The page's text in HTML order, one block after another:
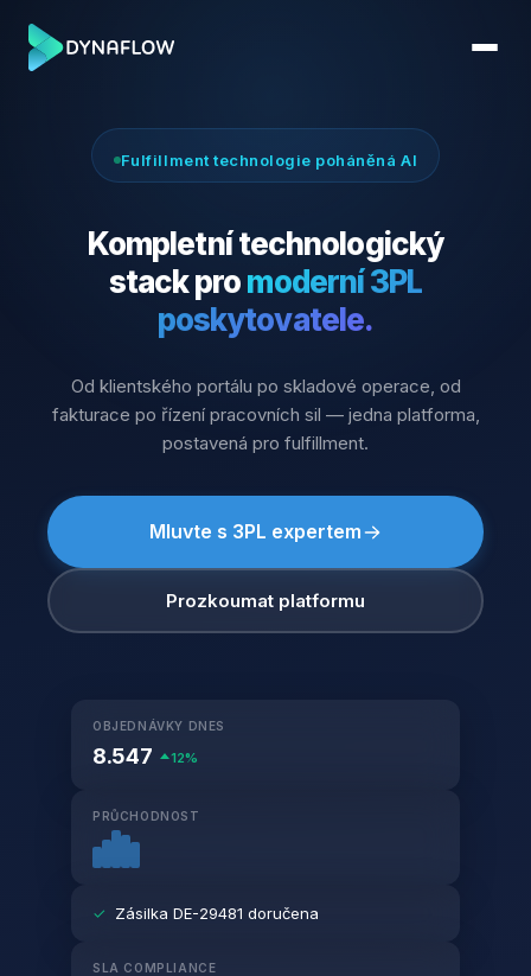
Fulfillment technologie poháněná AI
Kompletní technologický
stack promoderní 3PL
poskytovatele.
Od klientského portálu po skladové operace, od
fakturace po řízení pracovních sil — jedna platforma,
postavená pro fulfillment.
Mluvte s 3PL expertem
Prozkoumat platformu
OBJEDNÁVKY DNES
8.547 12%
PRŮCHODNOST
✓ Zásilka DE-29481 doručena
SLA COMPLIANCE